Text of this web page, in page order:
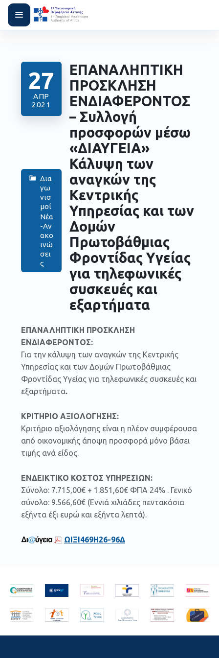
27
ΑΠΡ
2021
Δια
γω
νισ
μοί
Νέα
-Αν
ακο
ινώ
σει
ς
ΕΠΑΝΑΛΗΠΤΙΚΗ
ΠΡΟΣΚΛΗΣΗ
ΕΝΔΙΑΦΕΡΟΝΤΟΣ
– Συλλογή
προσφορών μέσω
«ΔΙΑΥΓΕΙΑ»
Κάλυψη των
αναγκών της
Κεντρικής
Υπηρεσίας και των
Δομών
Πρωτοβάθμιας
Φροντίδας Υγείας
για τηλεφωνικές
συσκευές και
εξαρτήματα
ΕΠΑΝΑΛΗΠΤΙΚΗ ΠΡΟΣΚΛΗΣΗ
ΕΝΔΙΑΦΕΡΟΝΤΟΣ:
Για την κάλυψη των αναγκών της Κεντρικής
Υπηρεσίας και των Δομών Πρωτοβάθμιας
Φροντίδας Υγείας για τηλεφωνικές συσκευές και
εξαρτήματα.
ΚΡΙΤΗΡΙΟ ΑΞΙΟΛΟΓΗΣΗΣ:
Κριτήριο αξιολόγησης είναι η πλέον συμφέρουσα
από οικονομικής άποψη προσφορά μόνο βάσει
τιμής ανά είδος.
ΕΝΔΕΙΚΤΙΚΟ ΚΟΣΤΟΣ ΥΠΗΡΕΣΙΩΝ:
Σύνολο: 7.715,00€ + 1.851,60€ ΦΠΑ 24% . Γενικό
σύνολο: 9.566,60€ (Εννιά χιλιάδες πεντακόσια
εξήντα έξι ευρώ και εξήντα λεπτά).
ΩΙΞΙ469Η26-96Δ